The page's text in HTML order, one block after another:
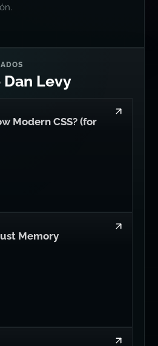
Dan Levy
Modern CSS? (for
Memory